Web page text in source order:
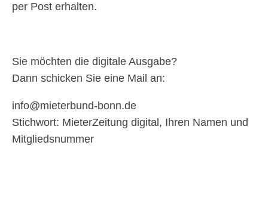
per Post erhalten.
Sie möchten die digitale Ausgabe?
Dann schicken Sie eine Mail an:
info@mieterbund-bonn.de
Stichwort: MieterZeitung digital, Ihren Namen und
Mitgliedsnummer